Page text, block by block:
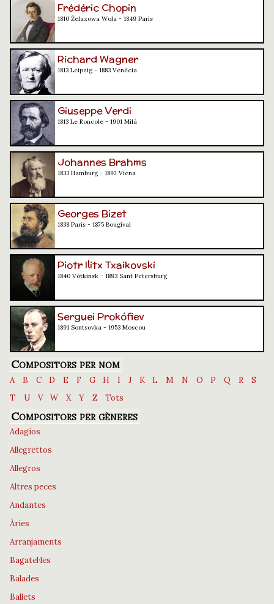
Frédéric Chopin
1810 Żelazowa Wola - 1849 París
Richard Wagner
1813 Leipzig - 1883 Venècia
Giuseppe Verdi
1813 Le Roncole - 1901 Milà
Johannes Brahms
1833 Hamburg - 1897 Viena
Georges Bizet
1838 París - 1875 Bougival
Piotr Ilitx Txaikovski
1840 Vótkinsk - 1893 Sant Petersburg
Serguei Prokófiev
1891 Sontsovka - 1953 Moscou
Compositors per nom
A B C D E F G H I J K L M N O P Q R
S
T
U V W X Y Z Tots
Compositors per gèneres
Adagios
Allegrettos
Allegros
Altres peces
Andantes
Àries
Arranjaments
Bagatel·les
Balades
Ballets